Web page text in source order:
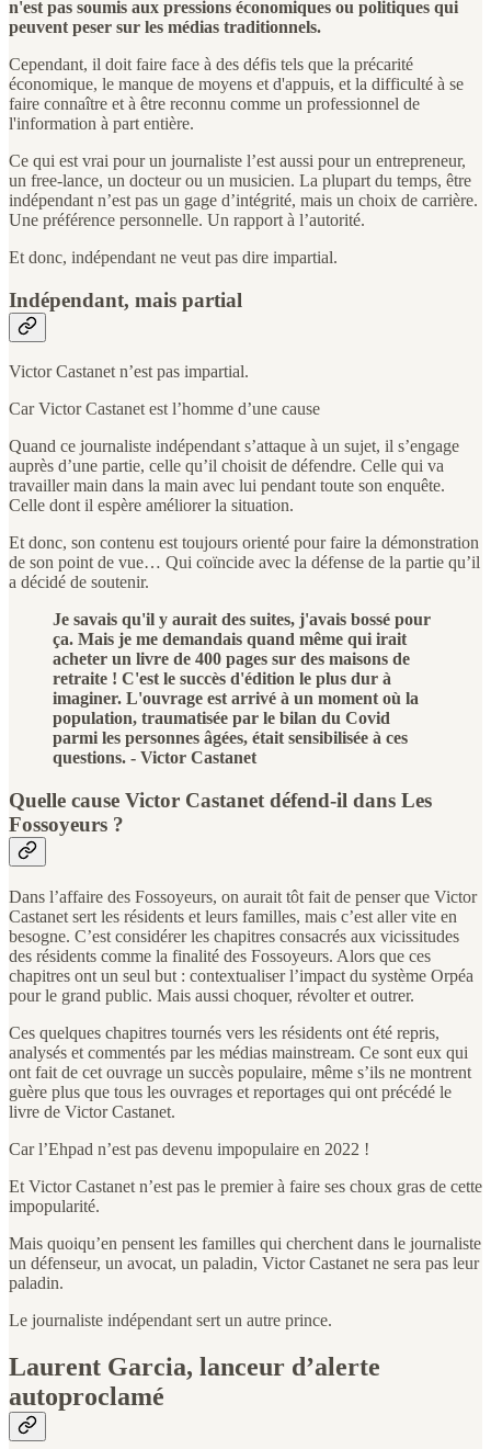
n'est pas soumis aux pressions économiques ou politiques qui
peuvent peser sur les médias traditionnels.
Cependant, il doit faire face à des défis tels que la précarité
économique, le manque de moyens et d'appuis, et la difficulté à se
faire connaître et à être reconnu comme un professionnel de
l'information à part entière.
Ce qui est vrai pour un journaliste l’est aussi pour un entrepreneur,
un free-lance, un docteur ou un musicien. La plupart du temps, être
indépendant n’est pas un gage d’intégrité, mais un choix de carrière.
Une préférence personnelle. Un rapport à l’autorité.
Et donc, indépendant ne veut pas dire impartial.
Indépendant, mais partial
Victor Castanet n’est pas impartial.
Car Victor Castanet est l’homme d’une cause
Quand ce journaliste indépendant s’attaque à un sujet, il s’engage
auprès d’une partie, celle qu’il choisit de défendre. Celle qui va
travailler main dans la main avec lui pendant toute son enquête.
Celle dont il espère améliorer la situation.
Et donc, son contenu est toujours orienté pour faire la démonstration
de son point de vue… Qui coïncide avec la défense de la partie qu’il
a décidé de soutenir.
Je savais qu'il y aurait des suites, j'avais bossé pour
ça. Mais je me demandais quand même qui irait
acheter un livre de 400 pages sur des maisons de
retraite ! C'est le succès d'édition le plus dur à
imaginer. L'ouvrage est arrivé à un moment où la
population, traumatisée par le bilan du Covid
parmi les personnes âgées, était sensibilisée à ces
questions. - Victor Castanet
Quelle cause Victor Castanet défend-il dans Les
Fossoyeurs ?
Dans l’affaire des Fossoyeurs, on aurait tôt fait de penser que Victor
Castanet sert les résidents et leurs familles, mais c’est aller vite en
besogne. C’est considérer les chapitres consacrés aux vicissitudes
des résidents comme la finalité des Fossoyeurs. Alors que ces
chapitres ont un seul but : contextualiser l’impact du système Orpéa
pour le grand public. Mais aussi choquer, révolter et outrer.
Ces quelques chapitres tournés vers les résidents ont été repris,
analysés et commentés par les médias mainstream. Ce sont eux qui
ont fait de cet ouvrage un succès populaire, même s’ils ne montrent
guère plus que tous les ouvrages et reportages qui ont précédé le
livre de Victor Castanet.
Car l’Ehpad n’est pas devenu impopulaire en 2022 !
Et Victor Castanet n’est pas le premier à faire ses choux gras de cette
impopularité.
Mais quoiqu’en pensent les familles qui cherchent dans le journaliste
un défenseur, un avocat, un paladin, Victor Castanet ne sera pas leur
paladin.
Le journaliste indépendant sert un autre prince.
Laurent Garcia, lanceur d’alerte
autoproclamé